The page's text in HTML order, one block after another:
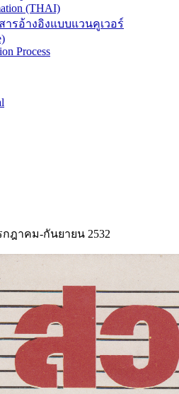
(THAI)
ารอ้างอิงแบบแวนคูเวอร์
Process
กฎาคม-กันยายน 2532